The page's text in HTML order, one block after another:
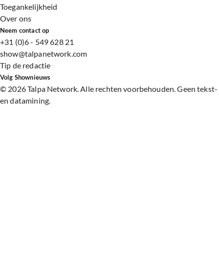
Toegankelijkheid
Over ons
Neem contact op
+31 (0)6 - 549 628 21
show@talpanetwork.com
Tip de redactie
Volg Shownieuws
© 2026 Talpa Network. Alle rechten voorbehouden. Geen tekst-
en datamining.